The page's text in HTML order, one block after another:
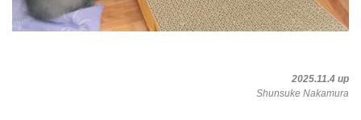
2025.11.4 up
Shunsuke Nakamura